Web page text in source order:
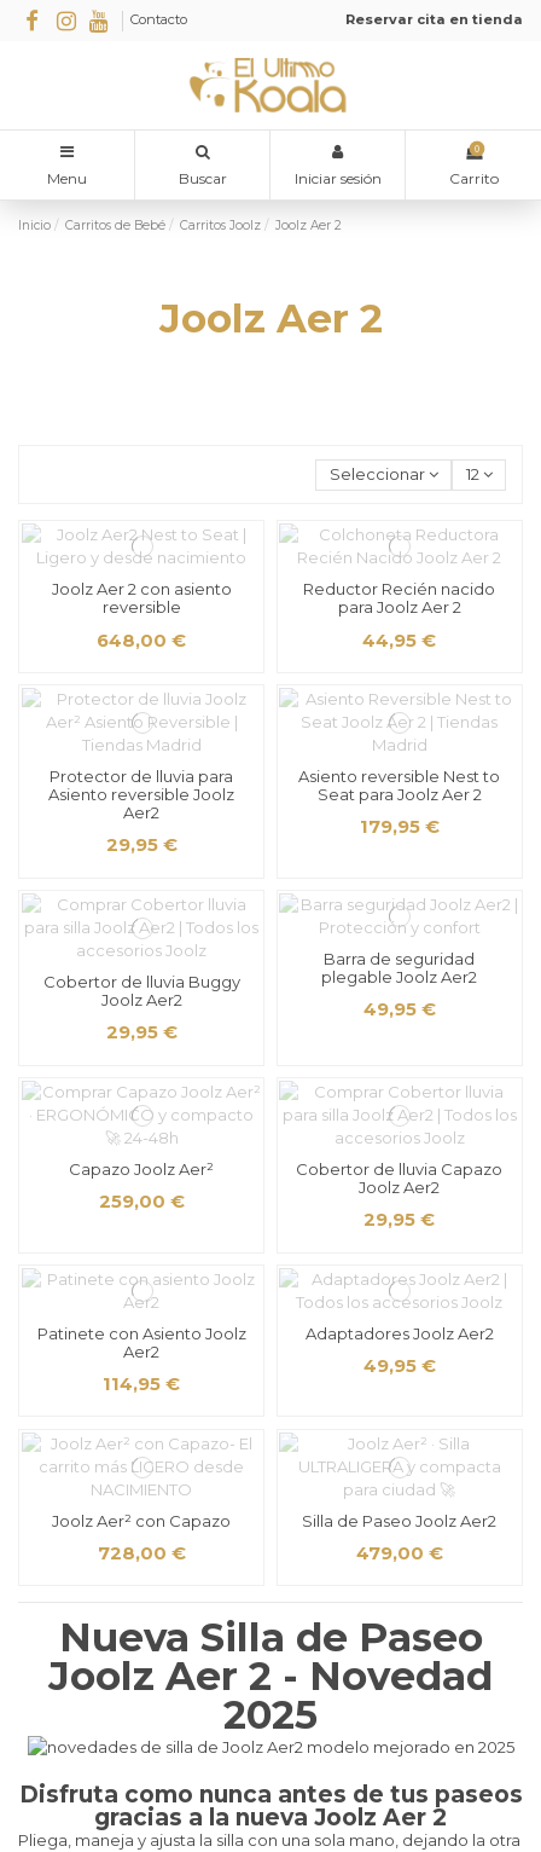
Contacto Reservar cita en tienda
Menu Buscar Iniciar sesión
0
Carrito
Inicio Carritos de Bebé Carritos Joolz Joolz Aer 2
Joolz Aer 2
Seleccionar 12
Joolz Aer 2 con asiento
reversible
648,00 €
Reductor Recién nacido
para Joolz Aer 2
44,95 €
Protector de lluvia para
Asiento reversible Joolz
Aer2
29,95 €
Asiento reversible Nest to
Seat para Joolz Aer 2
179,95 €
Cobertor de lluvia Buggy
Joolz Aer2
29,95 €
Barra de seguridad
plegable Joolz Aer2
49,95 €
Capazo Joolz Aer²
259,00 €
Cobertor de lluvia Capazo
Joolz Aer2
29,95 €
Patinete con Asiento Joolz
Aer2
114,95 €
Adaptadores Joolz Aer2
49,95 €
Joolz Aer² con Capazo
728,00 €
Silla de Paseo Joolz Aer2
479,00 €
Nueva Silla de Paseo
Joolz Aer 2 - Novedad
2025
Disfruta como nunca antes de tus paseos
gracias a la nueva Joolz Aer 2
Pliega, maneja y ajusta la silla con una sola mano, dejando la otra